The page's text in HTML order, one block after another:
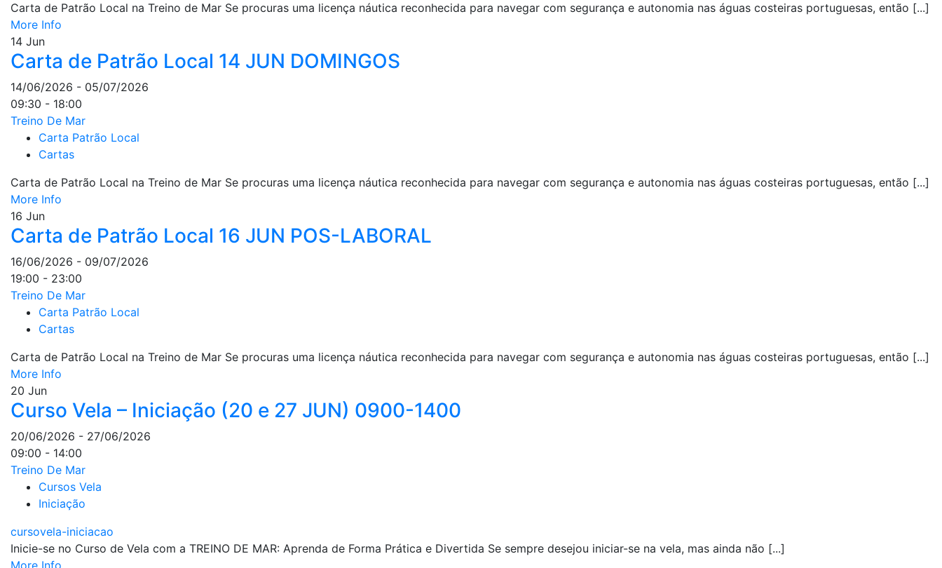
Carta de Patrão Local na Treino de Mar Se procuras uma licença náutica reconhecida para navegar com segurança e autonomia nas águas costeiras portuguesas, então [...]
More Info
14 Jun
Carta de Patrão Local 14 JUN DOMINGOS
14/06/2026 - 05/07/2026
09:30 - 18:00
Treino De Mar
Carta Patrão Local
Cartas
Carta de Patrão Local na Treino de Mar Se procuras uma licença náutica reconhecida para navegar com segurança e autonomia nas águas costeiras portuguesas, então [...]
More Info
16 Jun
Carta de Patrão Local 16 JUN POS-LABORAL
16/06/2026 - 09/07/2026
19:00 - 23:00
Treino De Mar
Carta Patrão Local
Cartas
Carta de Patrão Local na Treino de Mar Se procuras uma licença náutica reconhecida para navegar com segurança e autonomia nas águas costeiras portuguesas, então [...]
More Info
20 Jun
Curso Vela – Iniciação (20 e 27 JUN) 0900-1400
20/06/2026 - 27/06/2026
09:00 - 14:00
Treino De Mar
Cursos Vela
Iniciação
cursovela-iniciacao
Inicie-se no Curso de Vela com a TREINO DE MAR: Aprenda de Forma Prática e Divertida Se sempre desejou iniciar-se na vela, mas ainda não [...]
More Info